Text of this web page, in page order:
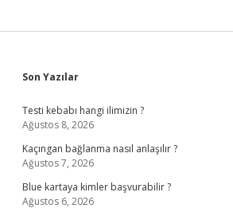
Sidebar
Son Yazılar
Testi kebabı hangi ilimizin ?
Ağustos 8, 2026
Kaçıngan bağlanma nasıl anlaşılır ?
Ağustos 7, 2026
Blue kartaya kimler başvurabilir ?
Ağustos 6, 2026